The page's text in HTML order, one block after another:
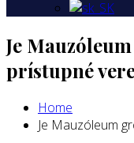
Je
prístupné
Home
Je Mauzóleum